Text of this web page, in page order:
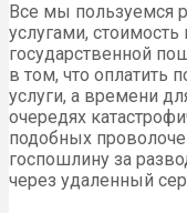
Все мы пользуемся
услугами,
государственной
в том, что оплатить
услуги, а времени
очередях
подобных
госпошлину за
через удаленный